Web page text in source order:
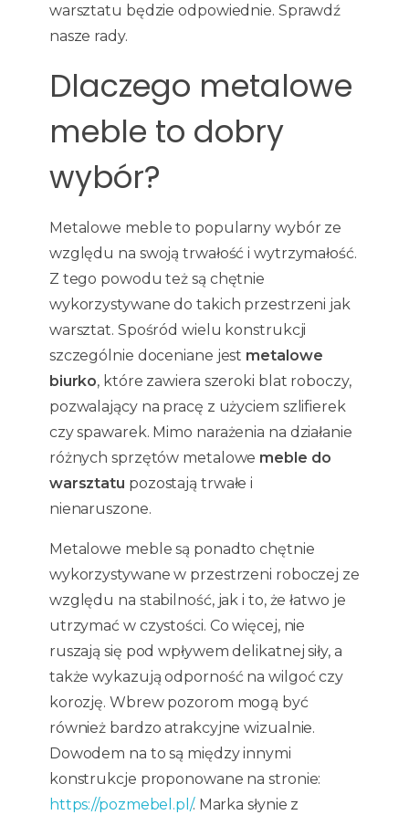
warsztatu będzie odpowiednie. Sprawdź
nasze rady.
Dlaczego metalowe
meble to dobry
wybór?
Metalowe meble to popularny wybór ze
względu na swoją trwałość i wytrzymałość.
Z tego powodu też są chętnie
wykorzystywane do takich przestrzeni jak
warsztat. Spośród wielu konstrukcji
szczególnie doceniane jest metalowe
biurko, które zawiera szeroki blat roboczy,
pozwalający na pracę z użyciem szlifierek
czy spawarek. Mimo narażenia na działanie
różnych sprzętów metalowe meble do
warsztatu pozostają trwałe i
nienaruszone.
Metalowe meble są ponadto chętnie
wykorzystywane w przestrzeni roboczej ze
względu na stabilność, jak i to, że łatwo je
utrzymać w czystości. Co więcej, nie
ruszają się pod wpływem delikatnej siły, a
także wykazują odporność na wilgoć czy
korozję. Wbrew pozorom mogą być
również bardzo atrakcyjne wizualnie.
Dowodem na to są między innymi
konstrukcje proponowane na stronie:
https://pozmebel.pl/. Marka słynie z